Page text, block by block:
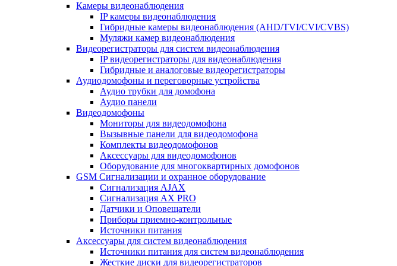
Камеры видеонаблюдения
IP камеры видеонаблюдения
Гибридные камеры видеонаблюдения (AHD/TVI/CVI/CVBS)
Муляжи камер видеонаблюдения
Видеорегистраторы для систем видеонаблюдения
IP видеорегистраторы для видеонаблюдения
Гибридные и аналоговые видеорегистраторы
Аудиодомофоны и переговорные устройства
Аудио трубки для домофона
Аудио панели
Видеодомофоны
Мониторы для видеодомофона
Вызывные панели для видеодомофона
Комплекты видеодомофонов
Аксессуары для видеодомофонов
Оборудование для многоквартирных домофонов
GSM Сигнализации и охранное оборудование
Сигнализация AJAX
Сигнализация AX PRO
Датчики и Оповещатели
Приборы приемно-контрольные
Источники питания
Аксессуары для систем видеонаблюдения
Источники питания для систем видеонаблюдения
Жесткие диски для видеорегистраторов